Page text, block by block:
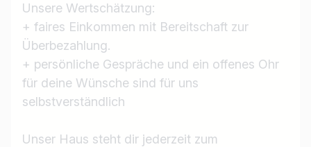
Unsere Wertschätzung:
+ faires Einkommen mit Bereitschaft zur
Überbezahlung.
+ persönliche Gespräche und ein offenes Ohr
für deine Wünsche sind für uns
selbstverständlich
Unser Haus steht dir jederzeit zum